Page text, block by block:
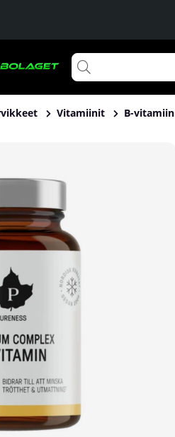
Vitamiinit B-
B-vitamin, 60 caps